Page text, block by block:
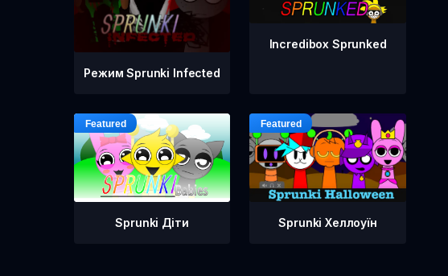
Режим Sprunki Infected
Incredibox Sprunked
Sprunki Діти Sprunki Хеллоуїн